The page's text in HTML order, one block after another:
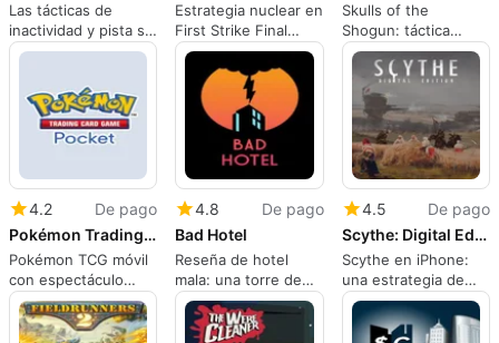
Las tácticas de
inactividad y pista se
encuentran en el
de RuPaul
Estrategia nuclear en
First Strike Final
Hour
Skulls of the
Shogun: táctica
rápida y estilo
samurái en iPhone
4.2
De pago
Pokémon Trading Card Game Pocket
Pokémon TCG móvil
con espectáculo
coleccionable y
partidas rápidas
4.8
De pago
Bad Hotel
Reseña de hotel
mala: una torre de
defensa musical con
estilo ingenioso
4.5
De pago
Scythe: Digital Edition
Scythe en iPhone:
una estrategia de
mesa fiel traducida a
móvil